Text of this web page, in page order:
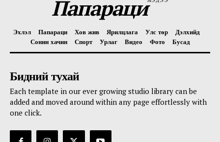
Папараци
Эхлэл Папараци Хов жив Ярилцлага Улс төр
Дэлхийд
Сонин хачин
Спорт Урлаг Видео Фото Бусад
Бидний тухай
Each template in our ever growing studio library can be
added and moved around within any page effortlessly with
one click.